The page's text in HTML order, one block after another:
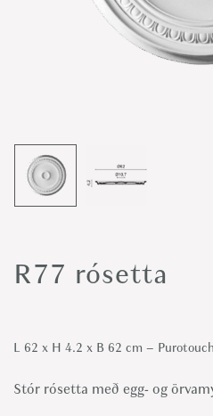
R77 rósetta
L 62 x H 4.2 x B 62 cm –
Stór rósetta með egg- og